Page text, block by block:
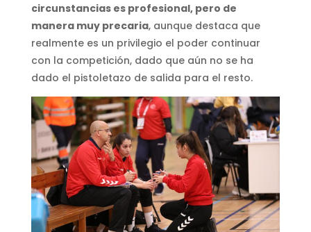
circunstancias es profesional, pero de
manera muy precaria, aunque destaca que
realmente es un privilegio el poder continuar
con la competición, dado que aún no se ha
dado el pistoletazo de salida para el resto.